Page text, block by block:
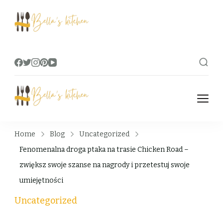
Food Tips, Recipes & Videos
Home Blog
Uncategorized
Fenomenalna droga ptaka na trasie Chicken Road –
zwiększ swoje szanse na nagrody i przetestuj swoje
umiejętności
Uncategorized